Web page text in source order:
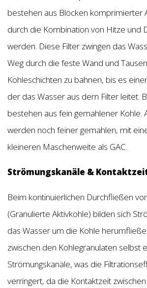
bestehen aus Blöcken komprimierter
durch die Kombination von Hitze und
werden. Diese Filter zwingen das
Weg durch die feste Wand und
Kohleschichten zu bahnen, bis es
der das Wasser aus dem Filter leitet.
bestehen aus fein gemahlener Kohle.
werden noch feiner gemahlen, mit
kleineren Maschenweite als GAC.
Strömungskanäle &
Beim kontinuierlichen Durchfließen
(Granulierte Aktivkohle) bilden sich
das Wasser um die Kohle
zwischen den Kohlegranulaten selbst
Strömungskanäle, was die
verringert, da die Kontaktzeit